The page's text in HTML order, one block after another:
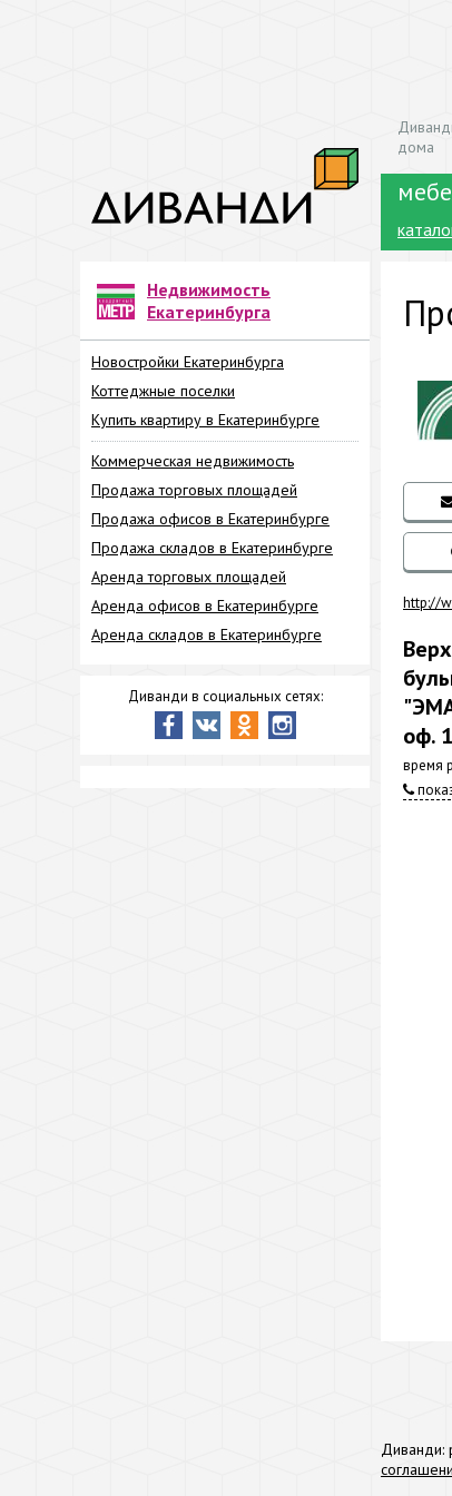
дома
Недвижимость
Екатеринбурга
Новостройки Екатеринбурга
Коттеджные поселки
Купить квартиру в Екатеринбурге
Коммерческая недвижимость
Продажа торговых площадей
Продажа офисов в Екатеринбурге
Продажа складов в Екатеринбурге
Аренда торговых площадей
Аренда офисов в Екатеринбурге
Аренда складов в Екатеринбурге
Диванди в социальных сетях:
http://
оф.
время
Диванди: